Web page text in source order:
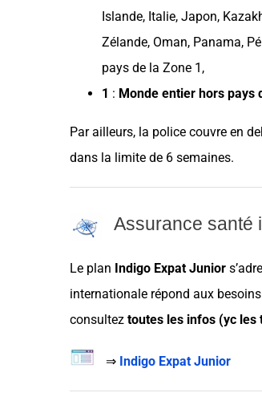
Islande, Italie, Japon,
Zélande, Oman, Panama,
pays de la Zone 1,
1 : Monde entier hors pays
Par ailleurs, la police couvre en
dans la limite de 6 semaines.
Assurance santé
Le plan Indigo Expat Junior
internationale répond aux besoins
consultez toutes les infos (yc
⇒ Indigo Expat Junior